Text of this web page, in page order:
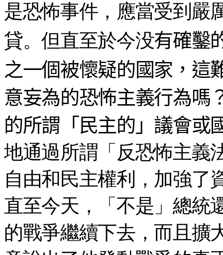
是恐怖事件，應當受到嚴
貸。但直至於今没有確鑿
之一個被懷疑的國家，這
意妄為的恐怖主義行為嗎
的所謂「民主的」議會或
地通過所謂「反恐怖主義
自由和民主權利，加強了
直至今天，「不是」總統
的戰爭繼續下去，而且擴